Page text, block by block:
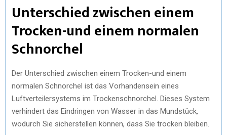
Unterschied zwischen einem
Trocken-und einem normalen
Schnorchel
Der Unterschied zwischen einem Trocken-und einem
normalen Schnorchel ist das Vorhandensein eines
Luftverteilersystems im Trockenschnorchel. Dieses System
verhindert das Eindringen von Wasser in das Mundstück,
wodurch Sie sicherstellen können, dass Sie trocken bleiben.